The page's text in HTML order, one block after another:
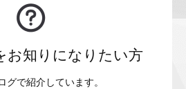
お知りになりたい方
グで紹介しています。